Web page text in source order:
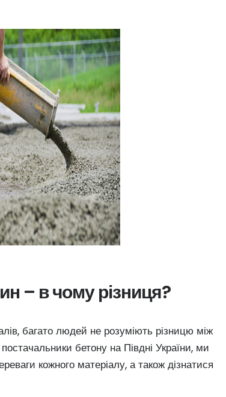
– в чому різниця?
багато людей не розуміють різницю між
бетону на Півдні України, ми
кожного матеріалу, а також дізнатися